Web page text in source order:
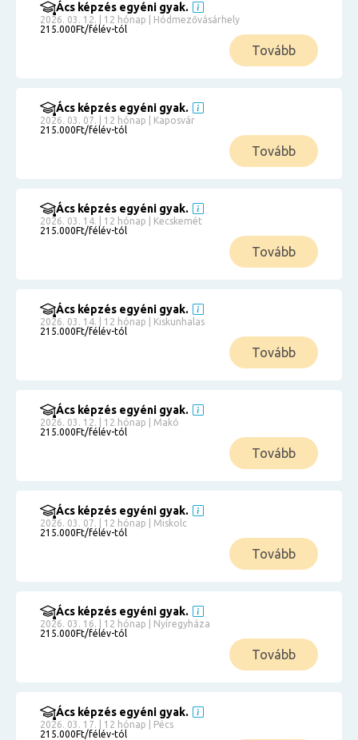
Ács képzés egyéni gyak.
2026. 03. 12. | 12 hónap | Hódmezővásárhely
215.000Ft/félév-tól
Tovább
Ács képzés egyéni gyak.
2026. 03. 07. | 12 hónap | Kaposvár
215.000Ft/félév-tól
Tovább
Ács képzés egyéni gyak.
2026. 03. 14. | 12 hónap | Kecskemét
215.000Ft/félév-tól
Tovább
Ács képzés egyéni gyak.
2026. 03. 14. | 12 hónap | Kiskunhalas
215.000Ft/félév-tól
Tovább
Ács képzés egyéni gyak.
2026. 03. 12. | 12 hónap | Makó
215.000Ft/félév-tól
Tovább
Ács képzés egyéni gyak.
2026. 03. 07. | 12 hónap | Miskolc
215.000Ft/félév-tól
Tovább
Ács képzés egyéni gyak.
2026. 03. 16. | 12 hónap | Nyíregyháza
215.000Ft/félév-tól
Tovább
Ács képzés egyéni gyak.
2026. 03. 17. | 12 hónap | Pécs
215.000Ft/félév-tól